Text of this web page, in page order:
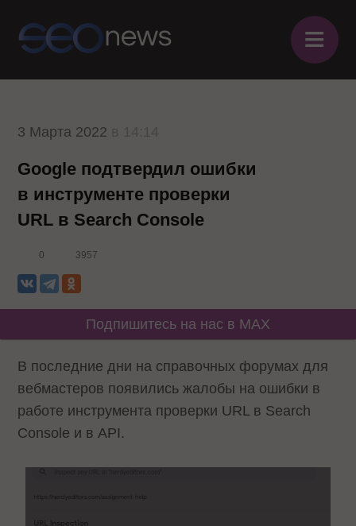
≡
3 Марта 2022
Google подтвердил ошибки
в инструменте проверки
URL в Search Console
0 3957
Подпишитесь на нас в MAX
В последние дни на справочных форумах для
вебмастеров появились жалобы на ошибки в
работе инструмента проверки URL в Search
Console и в API.